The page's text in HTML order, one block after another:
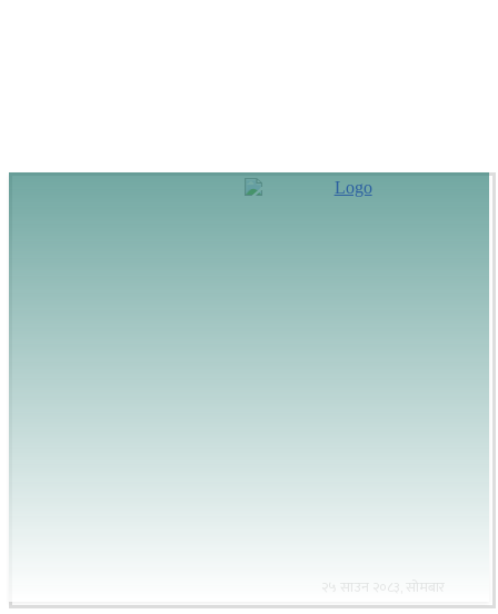
२५ साउन २०८३, सोमबार